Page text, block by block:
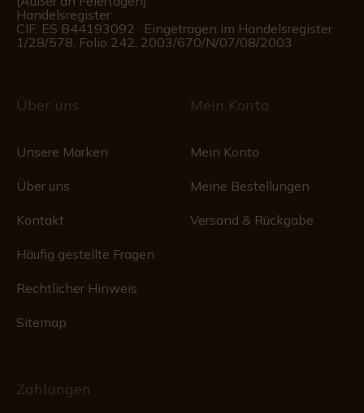
Handelsregister
CIF: ES B44193092 · Eingetragen im Handelsregister
1/28/578, Folio 242, 2003/670/N/07/08/2003
Über uns
Unsere Marken
Über uns
Kontakt
Häufig gestellte Fragen
Rechtlicher Hinweis
Sitemap
Mein Konto
Mein Konto
Meine Bestellungen
Versand & Rückgabe
Zahlungen